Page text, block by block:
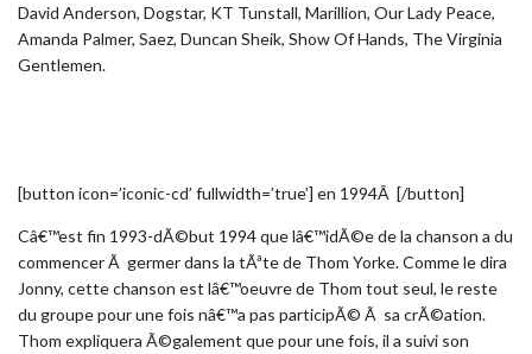
David Anderson, Dogstar, KT Tunstall, Marillion, Our Lady Peace,
Amanda Palmer, Saez, Duncan Sheik, Show Of Hands, The Virginia
Gentlemen.
[button icon=’iconic-cd’ fullwidth=’true’] en 1994Â [/button]
Câ€™est fin 1993-dÃ©but 1994 que lâ€™idÃ©e de la chanson a du
commencer Ã germer dans la tÃªte de Thom Yorke. Comme le dira
Jonny, cette chanson est lâ€™oeuvre de Thom tout seul, le reste
du groupe pour une fois nâ€™a pas participÃ© Ã sa crÃ©ation.
Thom expliquera Ã©galement que pour une fois, il a suivi son